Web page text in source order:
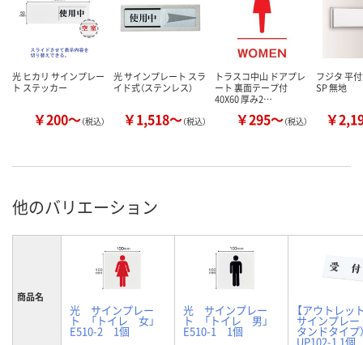
光 ヒカリ サインプレー
ト ステッカー
￥200～（税込）
光 サインプレート スラ
イド式（ステンレス）
￥1,518～（税込）
トラスコ中山 ドアプレ
ート 裏面テープ付
40X60 厚み2…
￥295～（税込）
フジタ 平
SP 無地
￥
他のバリエーション
商品名
光 サインプレー
ト 「トイレ 女」
E510-2 1個
光 サインプレー
ト 「トイレ 男」
E510-1 1個
【アウトレッ
サインプレー
タンドタイプ
UP102-1 1個